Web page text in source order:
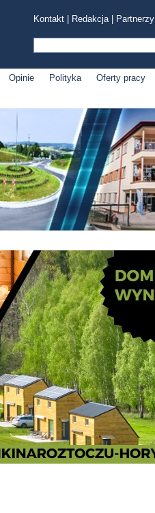
Kontakt Redakcja| Partnerzy
Opinie Polityka Oferty pracy